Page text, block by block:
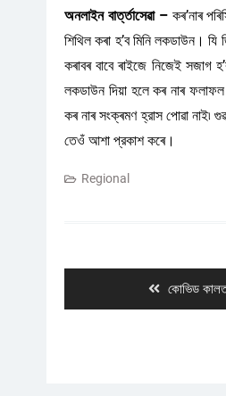
অনলাইন বাৰ্ত্তাসেৱা –কৰ’নাৰ
শিথিল কৰা হ’ব মিনি লকডাউন। যি
কৰাবৰ বাবে ৰাইজে নিজেই সজাগ
লকডাউন দিয়া হলে কৰ নাৰ ফলাফল
কৰ নাৰ সংক্ৰমণ হ্রাস পোৱা নাই৷
তেওঁ আশা প্রকাশ কৰে।
Regional
Previous
post:
কোভিড কালত